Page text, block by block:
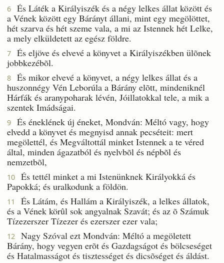
6
És Láték a Királyiszék és a négy lelkes állat között és
a Vének között egy Bárányt állani, mint egy megölöttet,
hét szarva és hét szeme vala, a mi az Istennek hét Lelke,
a mely elküldetett az egész földre.
7
És eljöve és elvevé a könyvet a Királyiszékben ülõnek
jobbkezébõl.
8
És mikor elvevé a könyvet, a négy lelkes állat és a
huszonnégy Vén Leborúla a Bárány elõtt, mindeniknél
Hárfák és aranypoharak lévén, Jóillatokkal tele, a mik a
szentek Imádságai.
9
És éneklének új éneket, Mondván: Méltó vagy, hogy
elvedd a könyvet és megnyisd annak pecséteit: mert
megölettél, és Megváltottál minket Istennek a te véred
által, minden ágazatból és nyelvbõl és népbõl és
nemzetbõl,
10
És tettél minket a mi Istenünknek Királyokká és
Papokká; és uralkodunk a földön.
11
És Látám, és Hallám a Királyiszék, a lelkes állatok,
és a Vének körûl sok angyalnak Szavát; és az õ Számuk
Tízezerszer Tízezer és ezerszer ezer vala;
12
Nagy Szóval ezt Mondván: Méltó a megöletett
Bárány, hogy vegyen erõt és Gazdagságot és bölcseséget
és Hatalmasságot és tisztességet és dicsõséget és áldást.